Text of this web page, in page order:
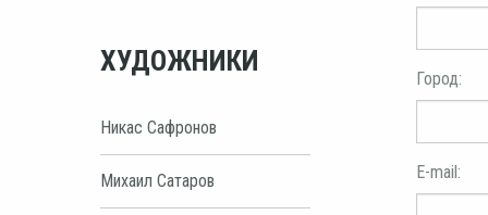
ХУДОЖНИКИ
Никас Сафронов
Михаил Сатаров
Город:
E-mail: